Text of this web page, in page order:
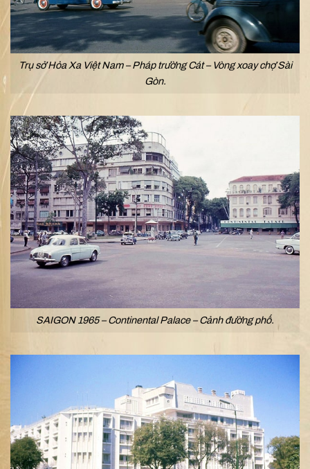
Trụ sở Hỏa Xa Việt Nam – Pháp trường Cát – Vòng xoay chợ Sài
Gòn.
SAIGON 1965 – Continental Palace – Cảnh đường phố.